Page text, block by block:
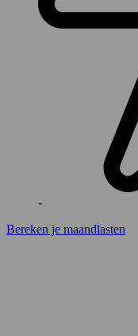
-
Bereken je maandlasten